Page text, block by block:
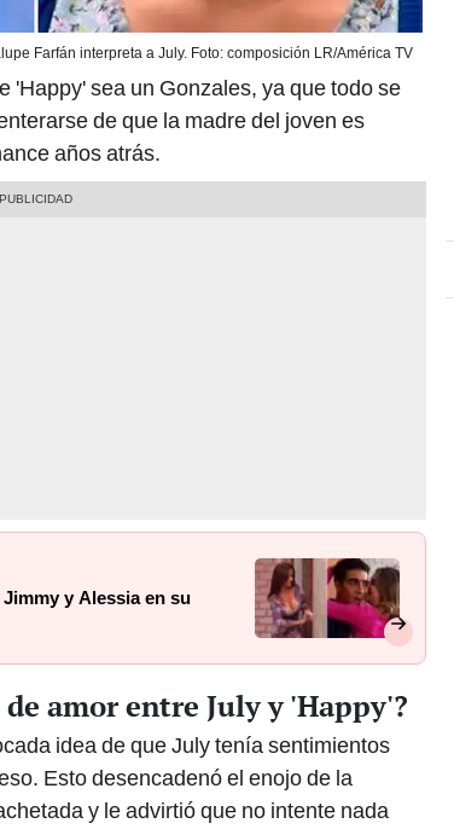
Farfán interpreta a July. Foto: composición LR/América TV
'Happy' sea un Gonzales, ya que todo se
de que la madre del joven es
años atrás.
y Alessia en su
amor entre July y 'Happy'?
idea de que July tenía sentimientos
Esto desencadenó el enojo de la
y le advirtió que no intente nada